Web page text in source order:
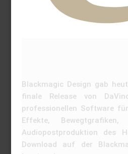
Blackmagic Design gab
finale Release von
professionellen Software
Effekte,
Audiopostproduktion des
Download auf der